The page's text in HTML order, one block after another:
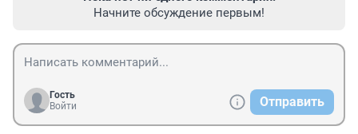
Начните обсуждение первым!
Гость
Войти
Отправить